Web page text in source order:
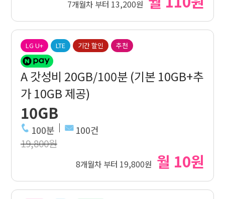
7개월차 부터 13,200원
LG U+ LTE 기간 할인 추천
A 갓성비 20GB/100분 (기본 10GB+추
가 10GB 제공)
10GB
100분 100건
19,800원
8개월차 부터 19,800원 월 10원